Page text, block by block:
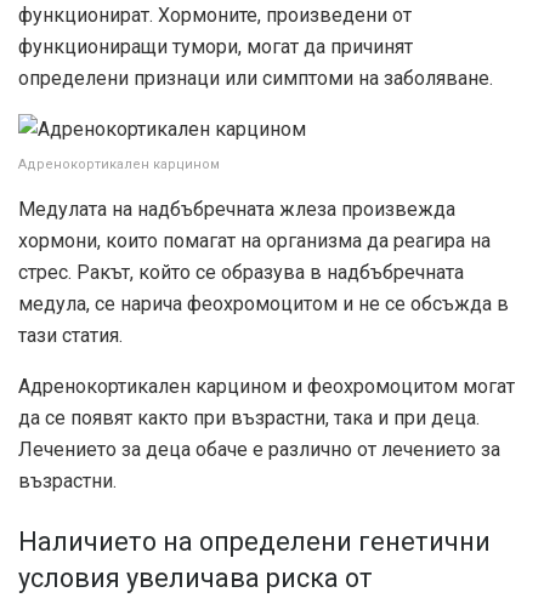
функционират. Хормоните, произведени от
функциониращи тумори, могат да причинят
определени признаци или симптоми на заболяване.
Адренокортикален карцином
Медулата на надбъбречната жлеза произвежда
хормони, които помагат на организма да реагира на
стрес. Ракът, който се образува в надбъбречната
медула, се нарича феохромоцитом и не се обсъжда в
тази статия.
Адренокортикален карцином и феохромоцитом могат
да се появят както при възрастни, така и при деца.
Лечението за деца обаче е различно от лечението за
възрастни.
Наличието на определени генетични
условия увеличава риска от